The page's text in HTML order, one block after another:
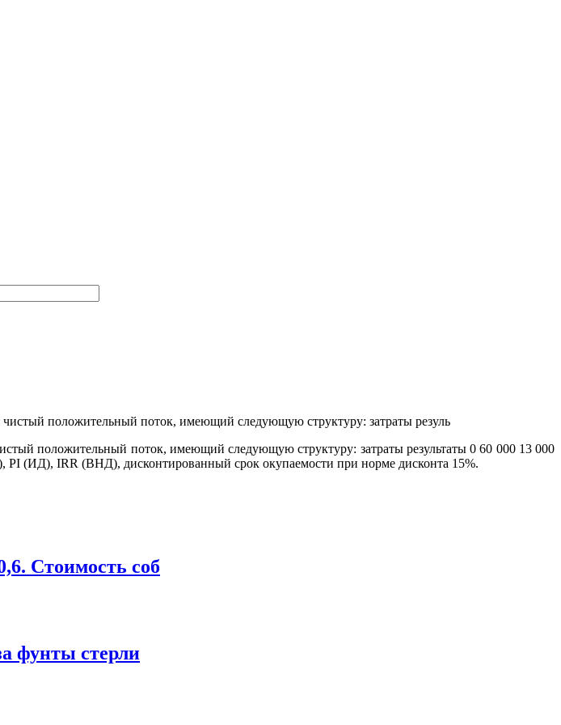
положительный поток, имеющий следующую структуру: затраты результаты 0 60 000 13 000
IRR (ВНД), дисконтированный срок окупаемости при норме дисконта 15%.
Стоимость соб
фунты стерли